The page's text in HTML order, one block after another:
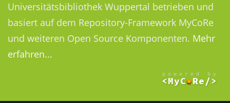
Universitätsbibliothek Wuppertal betrieben und
basiert auf dem Repository-Framework MyCoRe
und weiteren Open Source Komponenten. Mehr
erfahren...